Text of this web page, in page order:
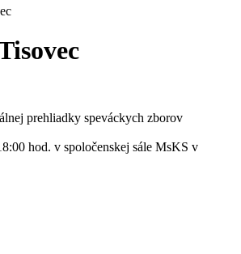
prehliadky speváckych zborov
hod. v spoločenskej sále MsKS v